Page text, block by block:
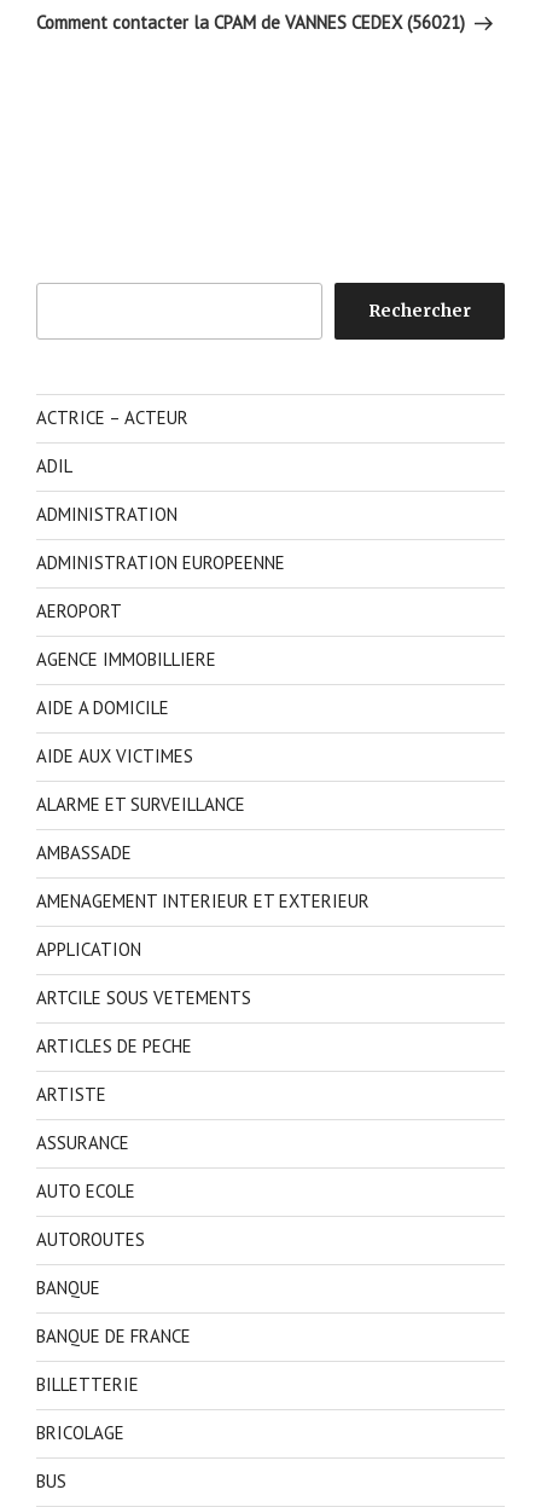
suivant
Comment contacter la CPAM de VANNES CEDEX (56021)
Rechercher
ACTRICE – ACTEUR
ADIL
ADMINISTRATION
ADMINISTRATION EUROPEENNE
AEROPORT
AGENCE IMMOBILLIERE
AIDE A DOMICILE
AIDE AUX VICTIMES
ALARME ET SURVEILLANCE
AMBASSADE
AMENAGEMENT INTERIEUR ET EXTERIEUR
APPLICATION
ARTCILE SOUS VETEMENTS
ARTICLES DE PECHE
ARTISTE
ASSURANCE
AUTO ECOLE
AUTOROUTES
BANQUE
BANQUE DE FRANCE
BILLETTERIE
BRICOLAGE
BUS